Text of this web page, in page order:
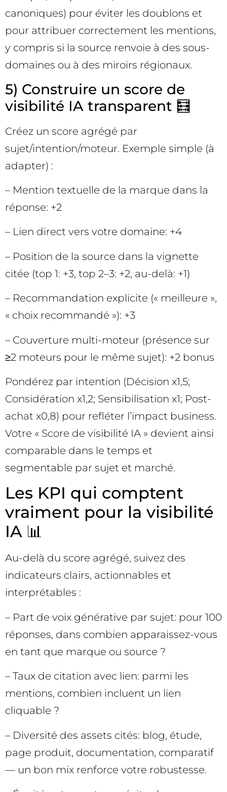
canoniques) pour éviter les doublons et
pour attribuer correctement les mentions,
y compris si la source renvoie à des sous-
domaines ou à des miroirs régionaux.
5) Construire un score de
visibilité IA transparent 🧮
Créez un score agrégé par
sujet/intention/moteur. Exemple simple (à
adapter) :
– Mention textuelle de la marque dans la
réponse: +2
– Lien direct vers votre domaine: +4
– Position de la source dans la vignette
citée (top 1: +3, top 2–3: +2, au-delà: +1)
– Recommandation explicite (« meilleure »,
« choix recommandé »): +3
– Couverture multi-moteur (présence sur
≥2 moteurs pour le même sujet): +2 bonus
Pondérez par intention (Décision x1,5;
Considération x1,2; Sensibilisation x1; Post-
achat x0,8) pour refléter l’impact business.
Votre « Score de visibilité IA » devient ainsi
comparable dans le temps et
segmentable par sujet et marché.
Les KPI qui comptent
vraiment pour la visibilité
IA 📊
Au-delà du score agrégé, suivez des
indicateurs clairs, actionnables et
interprétables :
– Part de voix générative par sujet: pour 100
réponses, dans combien apparaissez-vous
en tant que marque ou source ?
– Taux de citation avec lien: parmi les
mentions, combien incluent un lien
cliquable ?
– Diversité des assets cités: blog, étude,
page produit, documentation, comparatif
— un bon mix renforce votre robustesse.